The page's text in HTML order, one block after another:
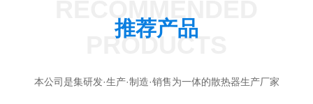
RECOMMENDED
PRODUCTS
推荐产品
本公司是集研发·生产·制造·销售为一体的散热器生产厂家